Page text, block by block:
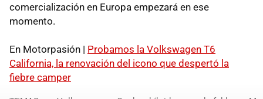
comercialización en Europa empezará en ese
momento.
En Motorpasión | Probamos la Volkswagen T6
California, la renovación del icono que despertó la
fiebre camper